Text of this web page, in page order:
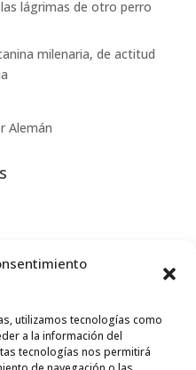
utilizamos tecnologías como
a la información del
tecnologías nos permitirá
lágrimas de otro perro
milenaria, de actitud
Alemán